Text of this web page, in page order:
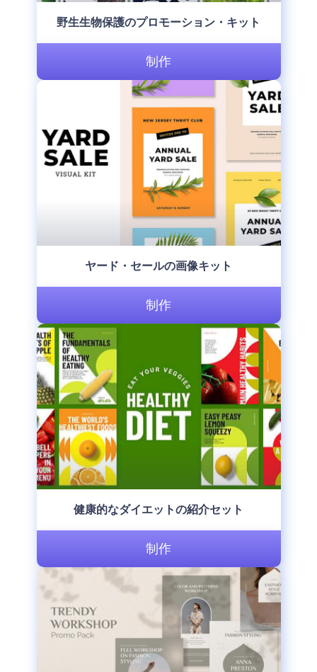
野生生物保護のプロモーション・キット
制作
ヤード・セールの画像キット
制作
健康的なダイエットの紹介セット
制作